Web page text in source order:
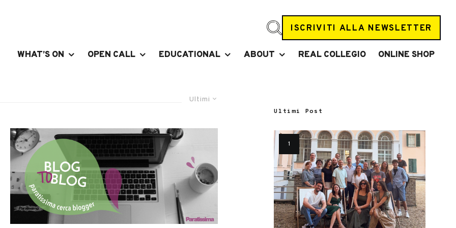
ISCRIVITI ALLA NEWSLETTER
WHAT’S ON OPEN CALL EDUCATIONAL ABOUT REAL COLLEGIO ONLINE SHOP
Ultimi
Ultimi Post